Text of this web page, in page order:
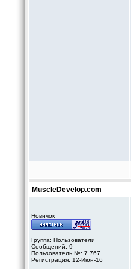
MuscleDevelop.com
Новичок
Группа: Пользователи
Сообщений: 9
Пользователь №: 7 767
Регистрация: 12-Июн-16